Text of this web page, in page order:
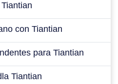
con Tiantian
para Tiantian
Tiantian